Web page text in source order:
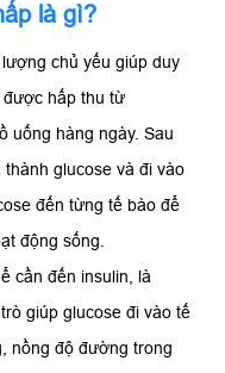
là gì?
chủ yếu giúp duy
được hấp thu từ
uống hàng ngày. Sau
glucose và đi vào
đến từng tế bào để
động sống.
cần đến insulin, là
giúp glucose đi vào tế
nồng độ đường trong